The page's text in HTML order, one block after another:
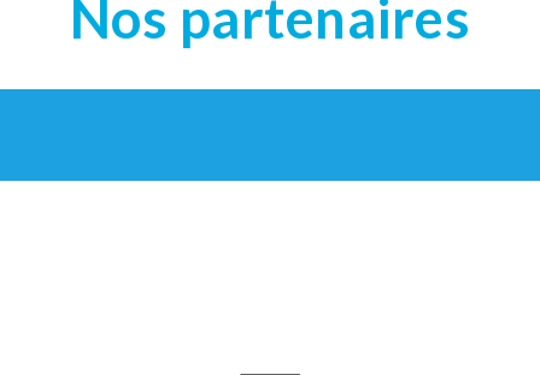
Nos partenaires